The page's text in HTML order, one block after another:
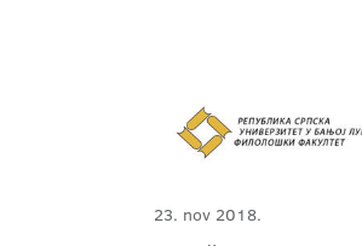
23. nov 2018.